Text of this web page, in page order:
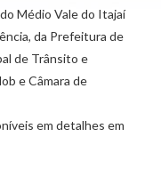
Médio Vale do Itajaí
da Prefeitura de
de Trânsito e
e Câmara de
em detalhes em